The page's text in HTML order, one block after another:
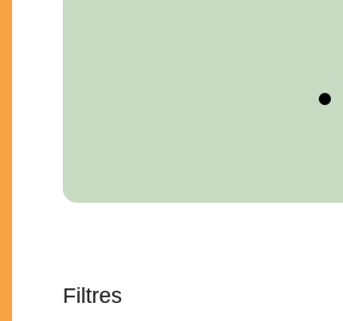
Filtres